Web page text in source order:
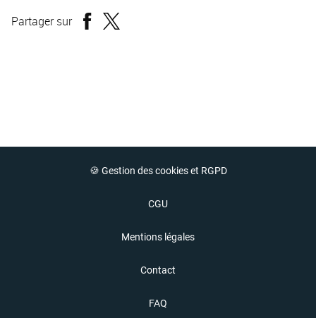
Partager sur
🍪 Gestion des cookies et RGPD
CGU
Mentions légales
Contact
FAQ